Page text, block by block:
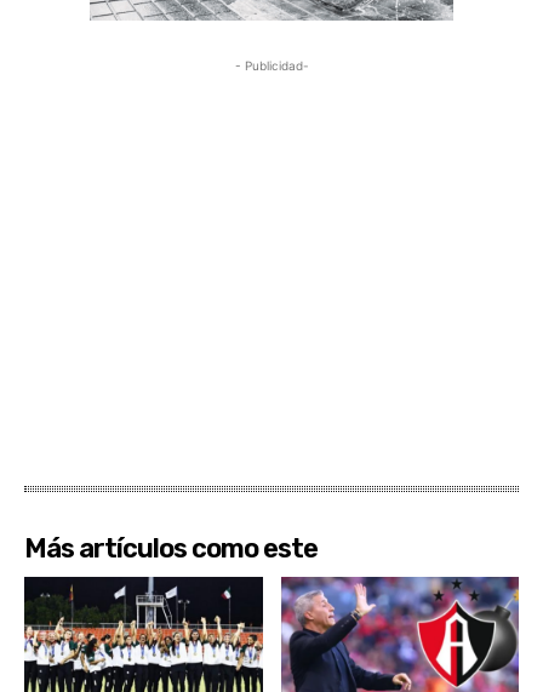
- Publicidad-
Más artículos como este